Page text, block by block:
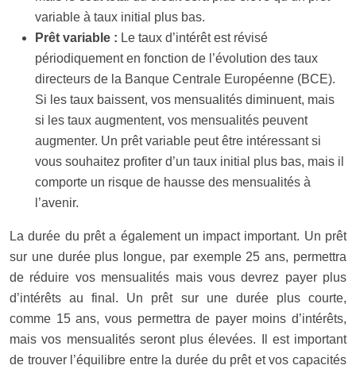
variable à taux initial plus bas.
Prêt variable : Le taux d’intérêt est révisé
périodiquement en fonction de l’évolution des taux
directeurs de la Banque Centrale Européenne (BCE).
Si les taux baissent, vos mensualités diminuent, mais
si les taux augmentent, vos mensualités peuvent
augmenter. Un prêt variable peut être intéressant si
vous souhaitez profiter d’un taux initial plus bas, mais il
comporte un risque de hausse des mensualités à
l’avenir.
La durée du prêt a également un impact important. Un prêt
sur une durée plus longue, par exemple 25 ans, permettra
de réduire vos mensualités mais vous devrez payer plus
d’intérêts au final. Un prêt sur une durée plus courte,
comme 15 ans, vous permettra de payer moins d’intérêts,
mais vos mensualités seront plus élevées. Il est important
de trouver l’équilibre entre la durée du prêt et vos capacités